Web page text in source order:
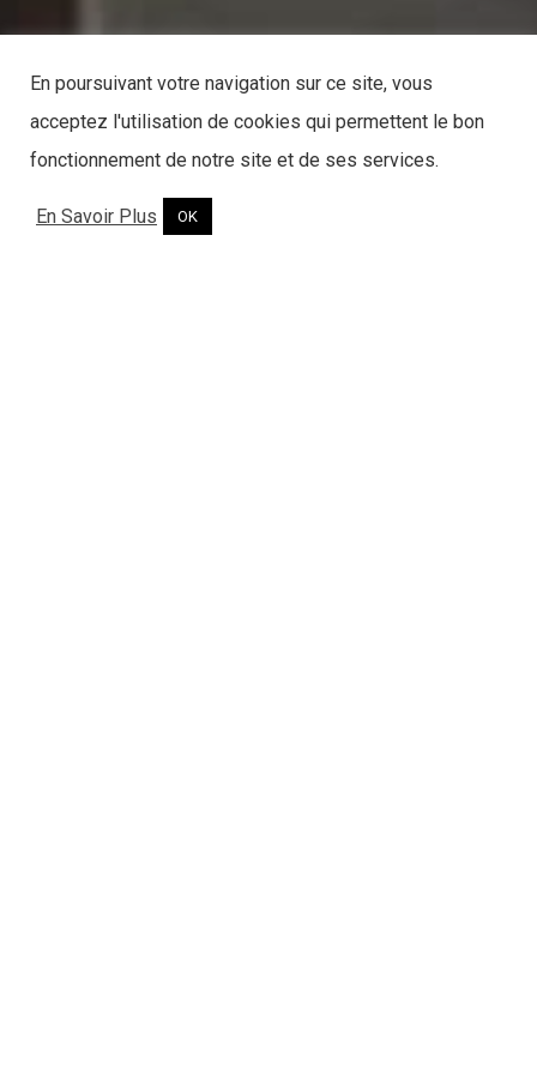
En poursuivant votre navigation sur ce site, vous
acceptez l'utilisation de cookies qui permettent le bon
fonctionnement de notre site et de ses services.
En Savoir Plus OK